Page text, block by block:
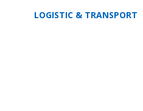
LOGISTIC & TRANSPORT